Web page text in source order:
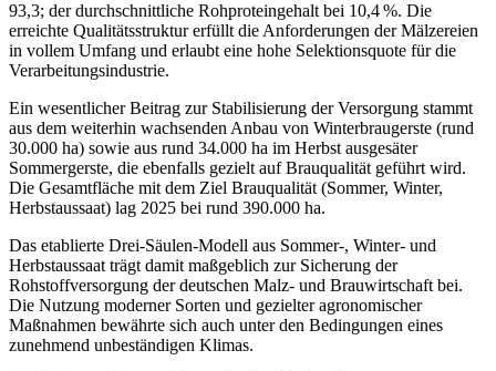
93,3; der durchschnittliche Rohproteingehalt bei 10,4 %. Die
erreichte Qualitätsstruktur erfüllt die Anforderungen der Mälzereien
in vollem Umfang und erlaubt eine hohe Selektionsquote für die
Verarbeitungsindustrie.
Ein wesentlicher Beitrag zur Stabilisierung der Versorgung stammt
aus dem weiterhin wachsenden Anbau von Winterbraugerste (rund
30.000 ha) sowie aus rund 34.000 ha im Herbst ausgesäter
Sommergerste, die ebenfalls gezielt auf Brauqualität geführt wird.
Die Gesamtfläche mit dem Ziel Brauqualität (Sommer, Winter,
Herbstaussaat) lag 2025 bei rund 390.000 ha.
Das etablierte Drei-Säulen-Modell aus Sommer-, Winter- und
Herbstaussaat trägt damit maßgeblich zur Sicherung der
Rohstoffversorgung der deutschen Malz- und Brauwirtschaft bei.
Die Nutzung moderner Sorten und gezielter agronomischer
Maßnahmen bewährte sich auch unter den Bedingungen eines
zunehmend unbeständigen Klimas.